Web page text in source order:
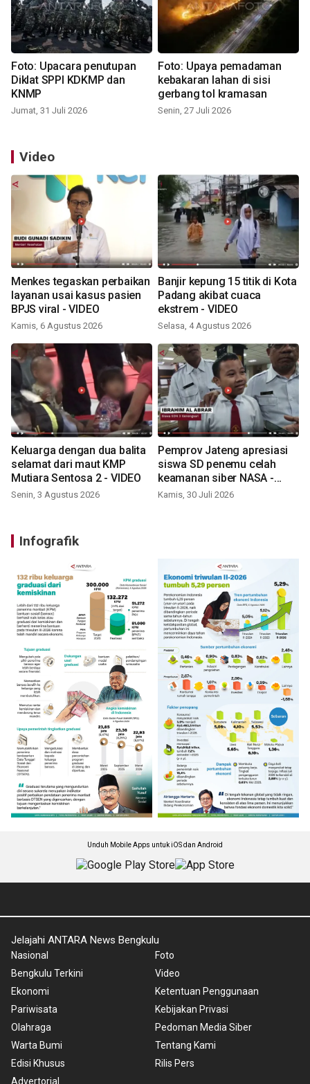
Foto: Upacara penutupan
Diklat SPPI KDKMP dan
KNMP
Jumat, 31 Juli 2026
Foto: Upaya pemadaman
kebakaran lahan di sisi
gerbang tol kramasan
Senin, 27 Juli 2026
Video
Menkes tegaskan perbaikan
layanan usai kasus pasien
BPJS viral - VIDEO
Kamis, 6 Agustus 2026
Banjir kepung 15 titik di Kota
Padang akibat cuaca
ekstrem - VIDEO
Selasa, 4 Agustus 2026
Keluarga dengan dua balita
selamat dari maut KMP
Mutiara Sentosa 2 - VIDEO
Senin, 3 Agustus 2026
Pemprov Jateng apresiasi
siswa SD penemu celah
keamanan siber NASA -
VIDEO
Kamis, 30 Juli 2026
Infografik
Unduh Mobile Apps untuk iOS dan Android
Jelajahi ANTARA News Bengkulu
Nasional
Bengkulu Terkini
Ekonomi
Pariwisata
Olahraga
Warta Bumi
Edisi Khusus
Advertorial
Foto
Video
Ketentuan Penggunaan
Kebijakan Privasi
Pedoman Media Siber
Tentang Kami
Rilis Pers